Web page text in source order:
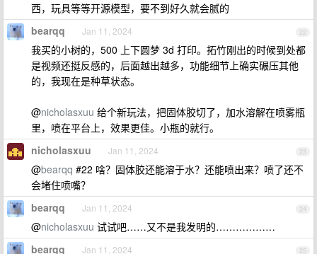
西，玩具等等开源模型，要不到好久就会腻的
22
bearqq Jan 11, 2024
我买的小树的，500 上下圆梦 3d 打印。拓竹刚出的时候到处都
是视频还挺反感的，后面越出越多，功能细节上确实碾压其他
的，我现在是种草状态。
@nicholasxuu 给个新玩法，把固体胶切了，加水溶解在喷雾瓶
里，喷在平台上，效果更佳。小瓶的就行。
23
nicholasxuu Jan 11, 2024
@bearqq #22 啥？固体胶还能溶于水？还能喷出来？喷了还不
会堵住喷嘴？
24
bearqq Jan 11, 2024
@nicholasxuu 试试吧……又不是我发明的………………
25
bearqq Jan 11, 2024